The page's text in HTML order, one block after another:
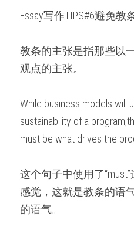
Essay写作TIPS#6避免教
教条的主张是指那些以
观点的主张。
While business models will
sustainability of a
must be what drives the
这个句子中使用了
感觉，这就是教条的语
的语气。